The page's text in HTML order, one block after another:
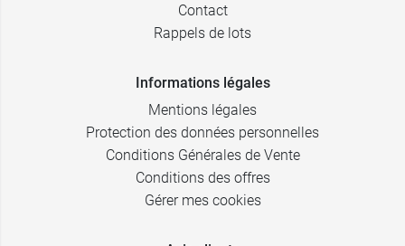
Contact
Rappels de lots
Informations légales
Mentions légales
Protection des données personnelles
Conditions Générales de Vente
Conditions des offres
Gérer mes cookies